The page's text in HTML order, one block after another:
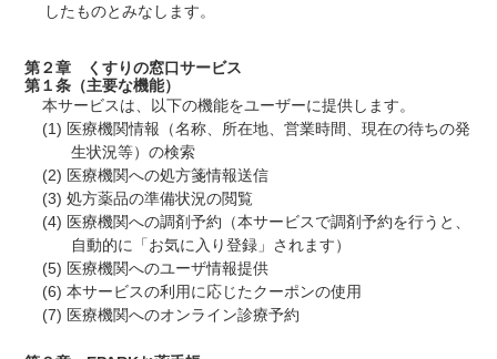
したものとみなします。
第２章 くすりの窓口サービス
第１条（主要な機能）
本サービスは、以下の機能をユーザーに提供します。
医療機関情報（名称、所在地、営業時間、現在の待ちの発
生状況等）の検索
医療機関への処方箋情報送信
処方薬品の準備状況の閲覧
医療機関への調剤予約（本サービスで調剤予約を行うと、
自動的に「お気に入り登録」されます）
医療機関へのユーザ情報提供
本サービスの利用に応じたクーポンの使用
医療機関へのオンライン診療予約